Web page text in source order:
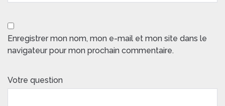
Enregistrer mon nom, mon e-mail et mon site dans le
navigateur pour mon prochain commentaire.
Votre question